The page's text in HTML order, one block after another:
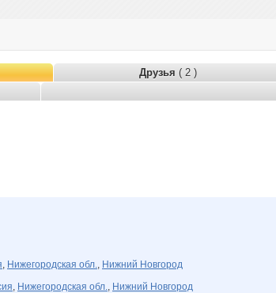
Друзья ( 2 )
, Нижегородская обл., Нижний Новгород
, Нижегородская обл., Нижний Новгород